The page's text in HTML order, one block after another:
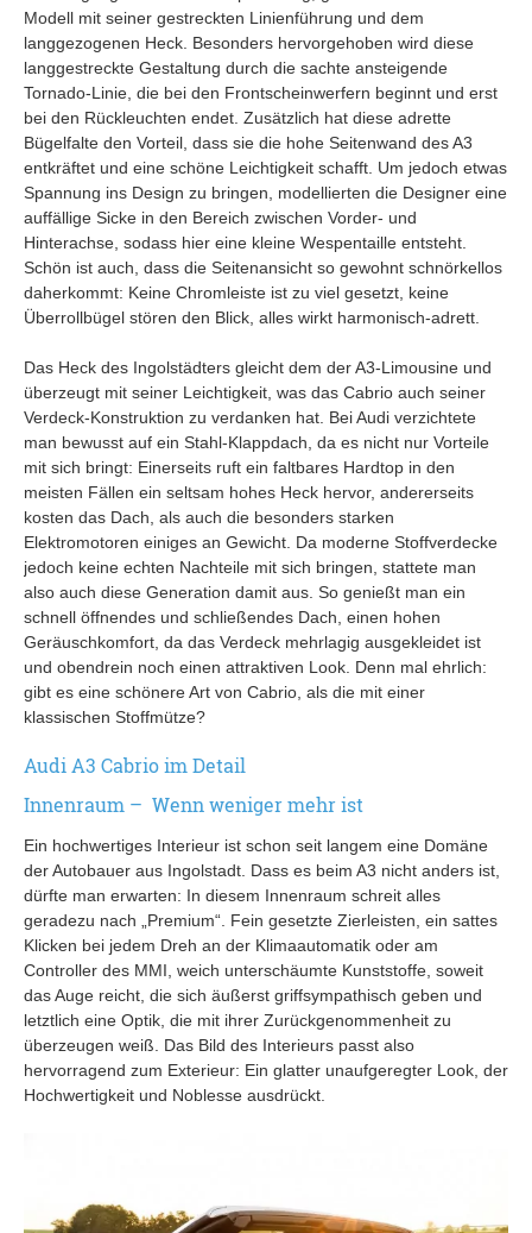
Modell mit seiner gestreckten Linienführung und dem
langgezogenen Heck. Besonders hervorgehoben wird diese
langgestreckte Gestaltung durch die sachte ansteigende
Tornado-Linie, die bei den Frontscheinwerfern beginnt und erst
bei den Rückleuchten endet. Zusätzlich hat diese adrette
Bügelfalte den Vorteil, dass sie die hohe Seitenwand des A3
entkräftet und eine schöne Leichtigkeit schafft. Um jedoch etwas
Spannung ins Design zu bringen, modellierten die Designer eine
auffällige Sicke in den Bereich zwischen Vorder- und
Hinterachse, sodass hier eine kleine Wespentaille entsteht.
Schön ist auch, dass die Seitenansicht so gewohnt schnörkellos
daherkommt: Keine Chromleiste ist zu viel gesetzt, keine
Überrollbügel stören den Blick, alles wirkt harmonisch-adrett.
Das Heck des Ingolstädters gleicht dem der A3-Limousine und
überzeugt mit seiner Leichtigkeit, was das Cabrio auch seiner
Verdeck-Konstruktion zu verdanken hat. Bei Audi verzichtete
man bewusst auf ein Stahl-Klappdach, da es nicht nur Vorteile
mit sich bringt: Einerseits ruft ein faltbares Hardtop in den
meisten Fällen ein seltsam hohes Heck hervor, andererseits
kosten das Dach, als auch die besonders starken
Elektromotoren einiges an Gewicht. Da moderne Stoffverdecke
jedoch keine echten Nachteile mit sich bringen, stattete man
also auch diese Generation damit aus. So genießt man ein
schnell öffnendes und schließendes Dach, einen hohen
Geräuschkomfort, da das Verdeck mehrlagig ausgekleidet ist
und obendrein noch einen attraktiven Look. Denn mal ehrlich:
gibt es eine schönere Art von Cabrio, als die mit einer
klassischen Stoffmütze?
Audi A3 Cabrio im Detail
Innenraum – Wenn weniger mehr ist
Ein hochwertiges Interieur ist schon seit langem eine Domäne
der Autobauer aus Ingolstadt. Dass es beim A3 nicht anders ist,
dürfte man erwarten: In diesem Innenraum schreit alles
geradezu nach „Premium“. Fein gesetzte Zierleisten, ein sattes
Klicken bei jedem Dreh an der Klimaautomatik oder am
Controller des MMI, weich unterschäumte Kunststoffe, soweit
das Auge reicht, die sich äußerst griffsympathisch geben und
letztlich eine Optik, die mit ihrer Zurückgenommenheit zu
überzeugen weiß. Das Bild des Interieurs passt also
hervorragend zum Exterieur: Ein glatter unaufgeregter Look, der
Hochwertigkeit und Noblesse ausdrückt.